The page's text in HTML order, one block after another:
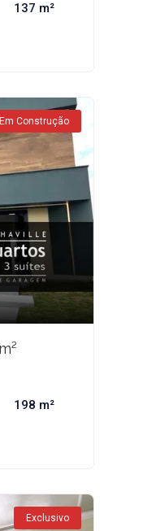
137 m²
Em Construção
198 m²
Exclusivo